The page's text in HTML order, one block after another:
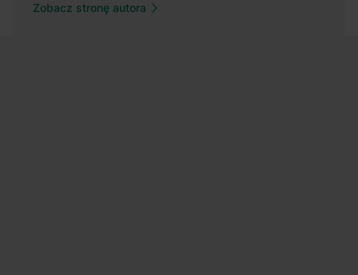
Zobacz stronę autora